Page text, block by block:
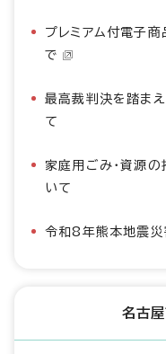
プレミアム付電子
で
最高裁判決を踏ま
て
家庭用ごみ・資源
いて
令和8年熊本地震災
名古